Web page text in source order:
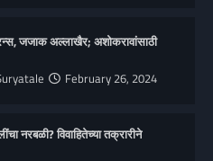
जजाक अल्लाखैर; अशोकरावांसाठी
February 26, 2024
नरबळी? विवाहितेच्या तक्रारीने